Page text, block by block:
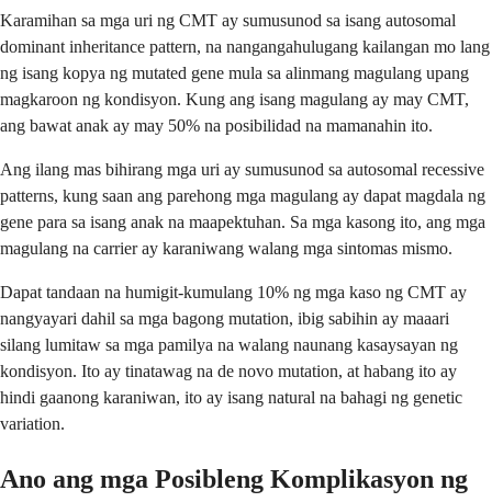
Karamihan sa mga uri ng CMT ay sumusunod sa isang autosomal
dominant inheritance pattern, na nangangahulugang kailangan mo lang
ng isang kopya ng mutated gene mula sa alinmang magulang upang
magkaroon ng kondisyon. Kung ang isang magulang ay may CMT,
ang bawat anak ay may 50% na posibilidad na mamanahin ito.
Ang ilang mas bihirang mga uri ay sumusunod sa autosomal recessive
patterns, kung saan ang parehong mga magulang ay dapat magdala ng
gene para sa isang anak na maapektuhan. Sa mga kasong ito, ang mga
magulang na carrier ay karaniwang walang mga sintomas mismo.
Dapat tandaan na humigit-kumulang 10% ng mga kaso ng CMT ay
nangyayari dahil sa mga bagong mutation, ibig sabihin ay maaari
silang lumitaw sa mga pamilya na walang naunang kasaysayan ng
kondisyon. Ito ay tinatawag na de novo mutation, at habang ito ay
hindi gaanong karaniwan, ito ay isang natural na bahagi ng genetic
variation.
Ano ang mga Posibleng Komplikasyon ng